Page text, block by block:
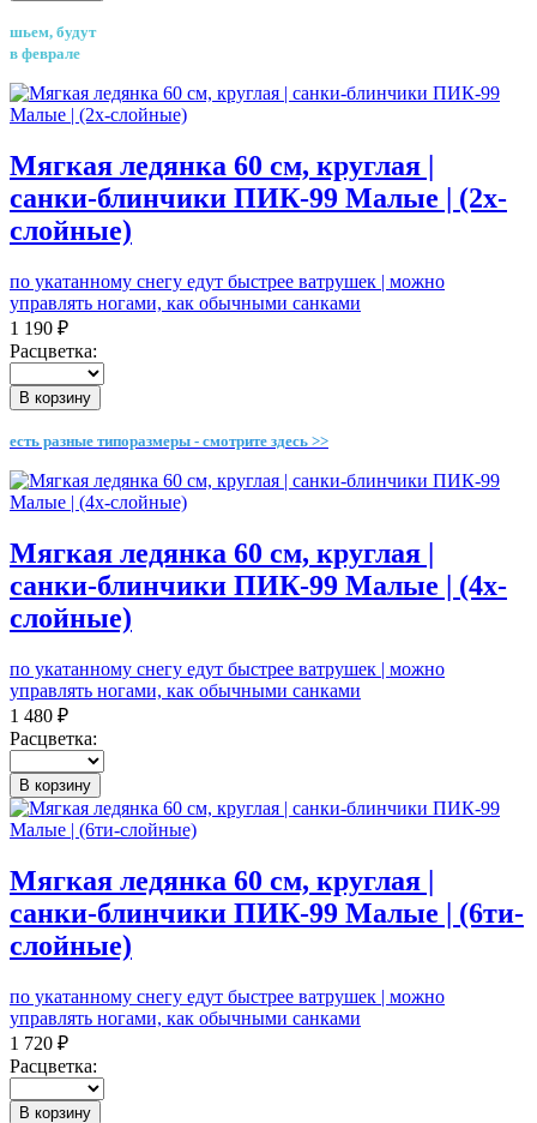
шьем, будут
в феврале
Мягкая ледянка 60 см, круглая |
санки-блинчики ПИК-99 Малые | (2х-
слойные)
по укатанному снегу едут быстрее ватрушек | можно
управлять ногами, как обычными санками
1 190 ₽
Расцветка:
В корзину
есть разные типоразмеры - смотрите здесь >>
Мягкая ледянка 60 см, круглая |
санки-блинчики ПИК-99 Малые | (4х-
слойные)
по укатанному снегу едут быстрее ватрушек | можно
управлять ногами, как обычными санками
1 480 ₽
Расцветка:
В корзину
Мягкая ледянка 60 см, круглая |
санки-блинчики ПИК-99 Малые | (6ти-
слойные)
по укатанному снегу едут быстрее ватрушек | можно
управлять ногами, как обычными санками
1 720 ₽
Расцветка:
В корзину